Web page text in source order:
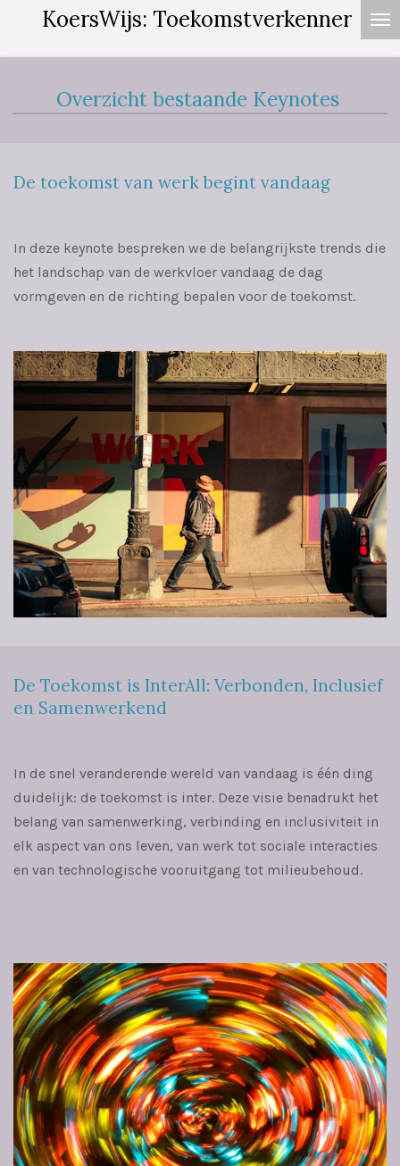
hoofdinhoud
KoersWijs: Toekomstverkenner
Overzicht bestaande Keynotes
De toekomst van werk begint vandaag
In deze keynote bespreken we de belangrijkste trends die
het landschap van de werkvloer vandaag de dag
vormgeven en de richting bepalen voor de toekomst.
De Toekomst is InterAll: Verbonden, Inclusief
en Samenwerkend
In de snel veranderende wereld van vandaag is één ding
duidelijk: de toekomst is inter. Deze visie benadrukt het
belang van samenwerking, verbinding en inclusiviteit in
elk aspect van ons leven, van werk tot sociale interacties
en van technologische vooruitgang tot milieubehoud.